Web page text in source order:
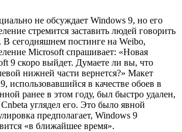
не обсуждает Windows 9, но его
стремится заставить людей говорить
сегодняшнем постинге на Weibo,
Microsoft спрашивает: «Новая
9 скоро выйдет. Думаете ли вы, что
нижней части вернется?» Макет
использовавшийся в качестве обоев в
ранее в этом году, был быстро удален,
углядел его. Это было явной
предполагает, Windows 9
«в ближайшее время».